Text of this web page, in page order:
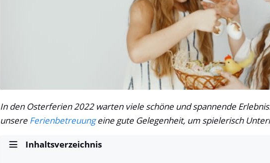
In den Osterferien 2022 warten viele schöne und spannende
unsereFerienbetreuungeine gute Gelegenheit, um spielerisch
Inhaltsverzeichnis